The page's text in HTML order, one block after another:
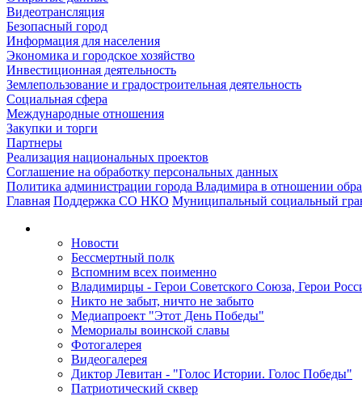
Видеотрансляция
Безопасный город
Информация для населения
Экономика и городское хозяйство
Инвестиционная деятельность
Землепользование и градостроительная деятельность
Социальная сфера
Международные отношения
Закупки и торги
Партнеры
Реализация национальных проектов
Соглашение на обработку персональных данных
Политика администрации города Владимира в отношении
Главная Поддержка СО НКО Муниципальный социальный
Новости
Бессмертный полк
Вспомним всех поименно
Владимирцы - Герои Советского Союза, Герои
Никто не забыт, ничто не забыто
Медиапроект "Этот День Победы"
Мемориалы воинской славы
Фотогалерея
Видеогалерея
Диктор Левитан - "Голос Истории. Голос Победы"
Патриотический сквер